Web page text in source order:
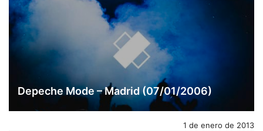
Depeche Mode – Madrid (07/01/2006)
1 de enero de 2013